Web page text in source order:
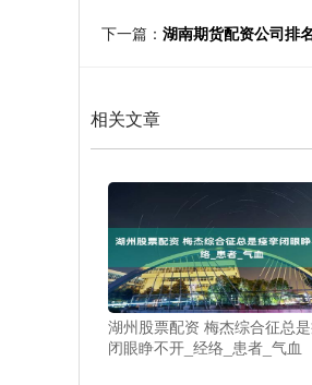
下一篇： 湖南期货配资公司排
相关文章
湖州股票配资 梅杰综合征总
闭眼睁不开_经络_患者_气血